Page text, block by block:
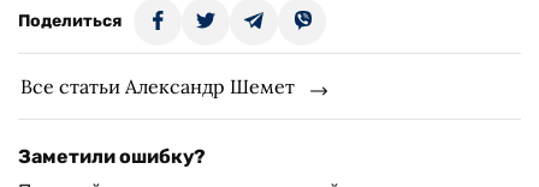
Поделиться
Все статьи Александр Шемет
Заметили ошибку?